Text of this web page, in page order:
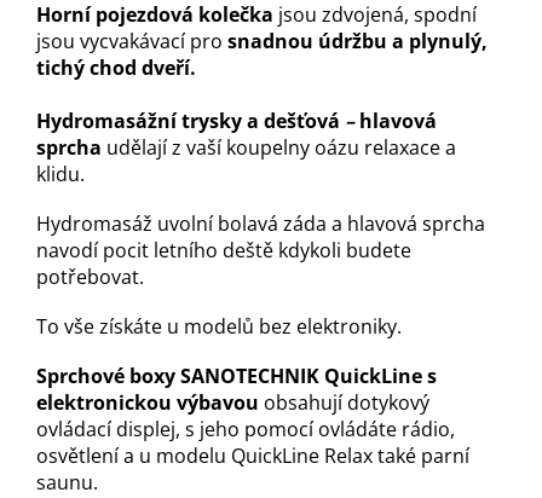
Horní pojezdová kolečka jsou zdvojená, spodní
jsou vycvakávací pro snadnou údržbu a plynulý,
tichý chod dveří.
Hydromasážní trysky a dešťová –hlavová
sprcha udělají z vaší koupelny oázu relaxace a
klidu.
Hydromasáž uvolní bolavá záda a hlavová sprcha
navodí pocit letního deště kdykoli budete
potřebovat.
To vše získáte u modelů bez elektroniky.
Sprchové boxy SANOTECHNIK QuickLine s
elektronickou výbavou obsahují dotykový
ovládací displej, s jeho pomocí ovládáte rádio,
osvětlení a u modelu QuickLine Relax také parní
saunu.